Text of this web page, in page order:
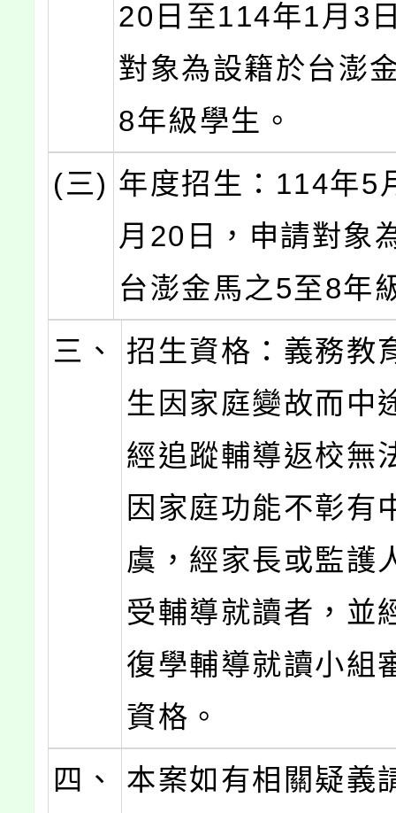
20日至114年1月3
對象為設籍於台澎
8年級學生。
(三) 年度招生：114年5
月20日，申請對象
台澎金馬之5至8年
三、
招生資格：義務教
生因家庭變故而中
經追蹤輔導返校無
因家庭功能不彰有
虞，經家長或監護
受輔導就讀者，並
復學輔導就讀小組
資格。
四、
本案如有相關疑義